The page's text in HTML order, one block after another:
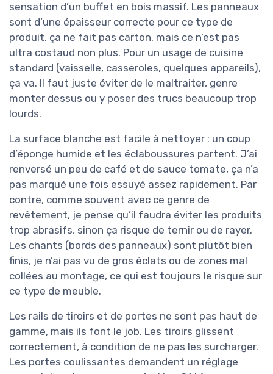
sensation d’un buffet en bois massif. Les panneaux
sont d’une épaisseur correcte pour ce type de
produit, ça ne fait pas carton, mais ce n’est pas
ultra costaud non plus. Pour un usage de cuisine
standard (vaisselle, casseroles, quelques appareils),
ça va. Il faut juste éviter de le maltraiter, genre
monter dessus ou y poser des trucs beaucoup trop
lourds.
La surface blanche est facile à nettoyer : un coup
d’éponge humide et les éclaboussures partent. J’ai
renversé un peu de café et de sauce tomate, ça n’a
pas marqué une fois essuyé assez rapidement. Par
contre, comme souvent avec ce genre de
revêtement, je pense qu’il faudra éviter les produits
trop abrasifs, sinon ça risque de ternir ou de rayer.
Les chants (bords des panneaux) sont plutôt bien
finis, je n’ai pas vu de gros éclats ou de zones mal
collées au montage, ce qui est toujours le risque sur
ce type de meuble.
Les rails de tiroirs et de portes ne sont pas haut de
gamme, mais ils font le job. Les tiroirs glissent
correctement, à condition de ne pas les surcharger.
Les portes coulissantes demandent un réglage